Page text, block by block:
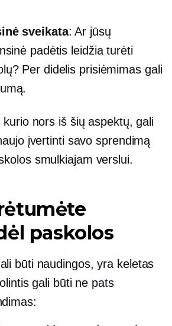
sveikata: Ar jūsų
padėtis leidžia turėti
Per didelis prisiėmimas gali
nors iš šių aspektų, gali
įvertinti savo sprendimą
smulkiajam verslui.
paskolos
būti naudingos, yra keletas
gali būti ne pats